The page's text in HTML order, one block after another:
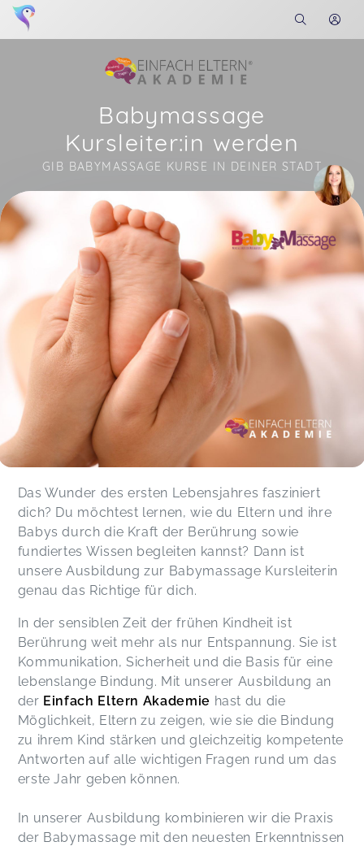
Babymassage
Kursleiter:in werden
GIB BABYMASSAGE KURSE IN DEINER STADT
Soon you will learn more about me here...
Das Wunder des ersten Lebensjahres fasziniert
dich? Du möchtest lernen, wie du Eltern und ihre
Babys durch die Kraft der Berührung sowie
fundiertes Wissen begleiten kannst? Dann ist
unsere Ausbildung zur Babymassage Kursleiterin
genau das Richtige für dich.
In der sensiblen Zeit der frühen Kindheit ist
Berührung weit mehr als nur Entspannung. Sie ist
Kommunikation, Sicherheit und die Basis für eine
lebenslange Bindung. Mit unserer Ausbildung an
der Einfach Eltern Akademie hast du die
Möglichkeit, Eltern zu zeigen, wie sie die Bindung
zu ihrem Kind stärken und gleichzeitig kompetente
Antworten auf alle wichtigen Fragen rund um das
erste Jahr geben können.
In unserer Ausbildung kombinieren wir die Praxis
der Babymassage mit den neuesten Erkenntnissen